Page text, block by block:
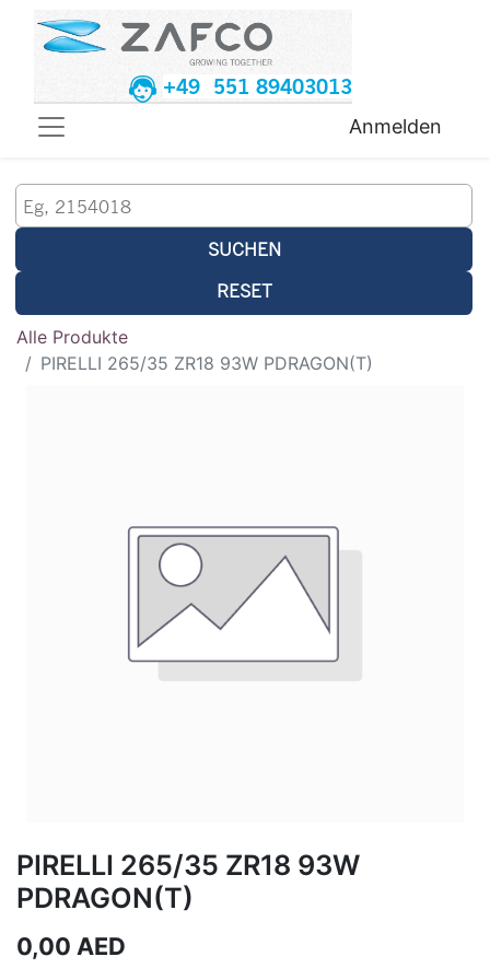
+49 551 89403013
Anmelden
SUCHEN
RESET
Alle Produkte
PIRELLI 265/35 ZR18 93W PDRAGON(T)
PIRELLI 265/35 ZR18 93W
PDRAGON(T)
0,00 AED